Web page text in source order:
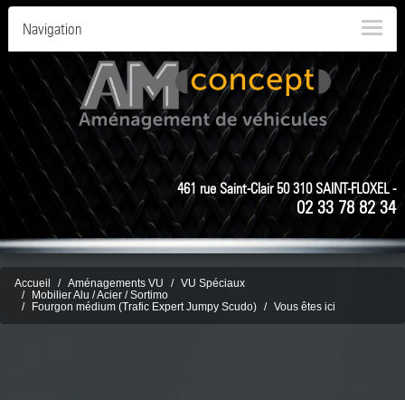
Navigation
461 rue Saint-Clair 50 310 SAINT-FLOXEL -
02 33 78 82 34
Accueil Aménagements VU
VU Spéciaux
Mobilier Alu / Acier / Sortimo
Fourgon médium (Trafic Expert Jumpy Scudo)
Vous êtes ici